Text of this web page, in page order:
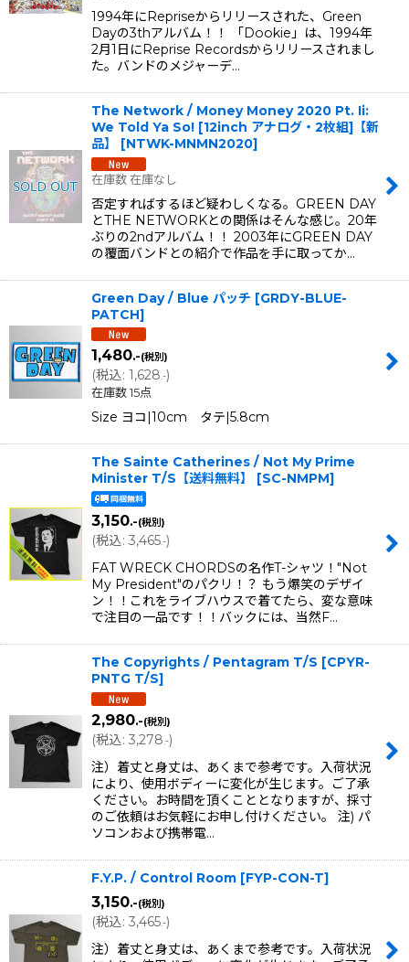
1994年にRepriseからリリースされた、Green
Dayの3thアルバム！！ 「Dookie」は、1994年
2月1日にReprise Recordsからリリースされまし
た。バンドのメジャーデ…
The Network / Money Money 2020 Pt. Ii:
We Told Ya So! [12inch アナログ・2枚組]【新
品】
[NTWK-MNMN2020]
在庫数 在庫なし
否定すればするほど疑わしくなる。GREEN DAY
とTHE NETWORKとの関係はそんな感じ。20年
ぶりの2ndアルバム！！ 2003年にGREEN DAY
の覆面バンドとの紹介で作品を手に取ってか…
Green Day / Blue パッチ [GRDY-BLUE-
PATCH]
1,480.-(税別)
(税込: 1,628.-)
在庫数 15点
Size ヨコ|10cm タテ|5.8cm
The Sainte Catherines / Not My Prime
Minister T/S【送料無料】
[SC-NMPM]
3,150.-(税別)
(税込: 3,465.-)
FAT WRECK CHORDSの名作T-シャツ！"Not
My President"のパクリ！？ もう爆笑のデザイ
ン！！これをライブハウスで着てたら、変な意味
で注目の一品です！！バックには、当然F…
The Copyrights / Pentagram T/S [CPYR-
PNTG T/S]
2,980.-(税別)
(税込: 3,278.-)
注）着丈と身丈は、あくまで参考です。入荷状況
により、使用ボディーに変化が生じます。ご了承
ください。お時間を頂くこととなりますが、採寸
のご依頼はお気軽にお申し付けください。 注) パ
ソコンおよび携帯電…
F.Y.P. / Control Room [FYP-CON-T]
3,150.-(税別)
(税込: 3,465.-)
注）着丈と身丈は、あくまで参考です。入荷状況